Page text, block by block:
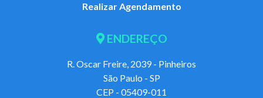
Realizar Agendamento
ENDEREÇO
R. Oscar Freire, 2039 - Pinheiros
São Paulo - SP
CEP - 05409-011